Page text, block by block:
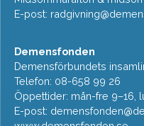
E-post:
Demensfonden
Demensförbundets
Telefon: 08-658 99 26
Öppettider: mån-fre 9–16,
E-post: